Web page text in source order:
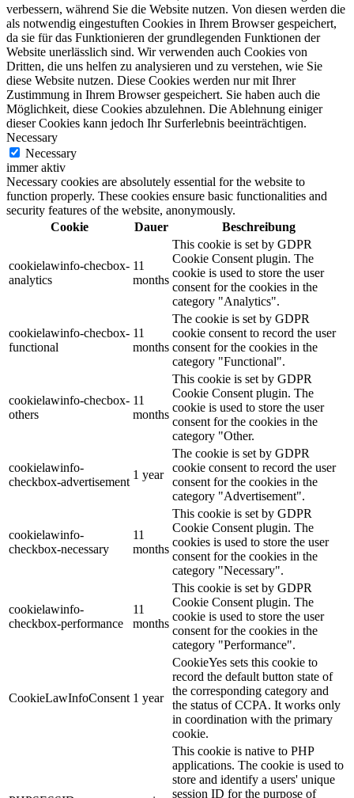
verbessern, während Sie die Website nutzen. Von diesen werden die
als notwendig eingestuften Cookies in Ihrem Browser gespeichert,
da sie für das Funktionieren der grundlegenden Funktionen der
Website unerlässlich sind. Wir verwenden auch Cookies von
Dritten, die uns helfen zu analysieren und zu verstehen, wie Sie
diese Website nutzen. Diese Cookies werden nur mit Ihrer
Zustimmung in Ihrem Browser gespeichert. Sie haben auch die
Möglichkeit, diese Cookies abzulehnen. Die Ablehnung einiger
dieser Cookies kann jedoch Ihr Surferlebnis beeinträchtigen.
Necessary
Necessary
immer aktiv
Necessary cookies are absolutely essential for the website to
function properly. These cookies ensure basic functionalities and
security features of the website, anonymously.
Cookie
Dauer Beschreibung
cookielawinfo-checbox-
analytics
11
months
This cookie is set by GDPR
Cookie Consent plugin. The
cookie is used to store the user
consent for the cookies in the
category "Analytics".
cookielawinfo-checbox-
functional
11
months
The cookie is set by GDPR
cookie consent to record the user
consent for the cookies in the
category "Functional".
cookielawinfo-checbox-
others
11
months
This cookie is set by GDPR
Cookie Consent plugin. The
cookie is used to store the user
consent for the cookies in the
category "Other.
cookielawinfo-
checkbox-advertisement
1 year
The cookie is set by GDPR
cookie consent to record the user
consent for the cookies in the
category "Advertisement".
cookielawinfo-
checkbox-necessary
11
months
This cookie is set by GDPR
Cookie Consent plugin. The
cookies is used to store the user
consent for the cookies in the
category "Necessary".
cookielawinfo-
checkbox-performance
11
months
This cookie is set by GDPR
Cookie Consent plugin. The
cookie is used to store the user
consent for the cookies in the
category "Performance".
CookieLawInfoConsent 1 year
CookieYes sets this cookie to
record the default button state of
the corresponding category and
the status of CCPA. It works only
in coordination with the primary
cookie.
This cookie is native to PHP
applications. The cookie is used to
store and identify a users' unique
session ID for the purpose of